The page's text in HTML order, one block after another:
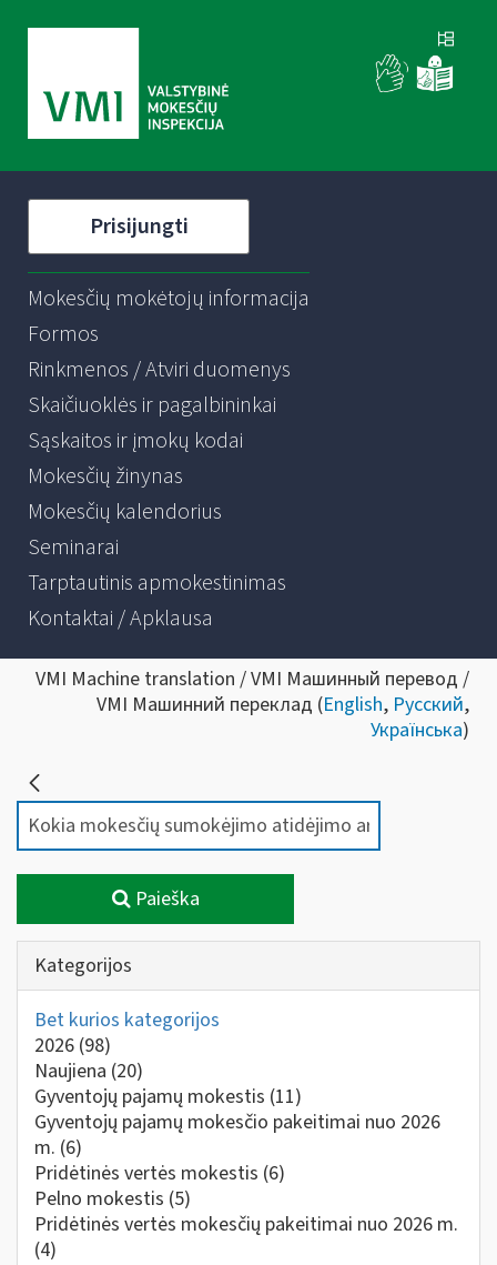
Prisijungti
Mokesčių mokėtojų informacija
Formos
Rinkmenos / Atviri duomenys
Skaičiuoklės ir pagalbininkai
Sąskaitos ir įmokų kodai
Mokesčių žinynas
Mokesčių kalendorius
Seminarai
Tarptautinis apmokestinimas
Kontaktai / Apklausa
VMI Machine translation / VMI Машинный перевод /
VMI Машинний переклад (English, Русский,
Українська)
Paieška
Kategorijos
Bet kurios kategorijos
2026 (98)
Naujiena (20)
Gyventojų pajamų mokestis (11)
Gyventojų pajamų mokesčio pakeitimai nuo 2026
m. (6)
Pridėtinės vertės mokestis (6)
Pelno mokestis (5)
Pridėtinės vertės mokesčių pakeitimai nuo 2026 m.
(4)